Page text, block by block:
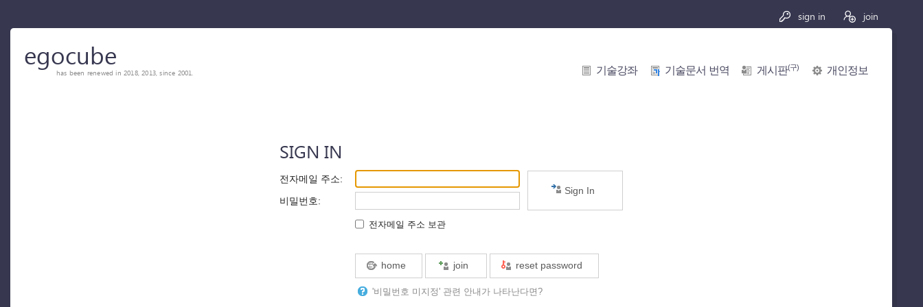
sign in join
egocube
has been renewed in 2018, 2013, since 2001. 기술강좌 기술문서 번역 게시판(구) 개인정보
SIGN IN
전자메일 주소:
비밀번호:
전자메일 주소 보관
Sign In
home join reset password
'비밀번호 미지정' 관련 안내가 나타난다면?